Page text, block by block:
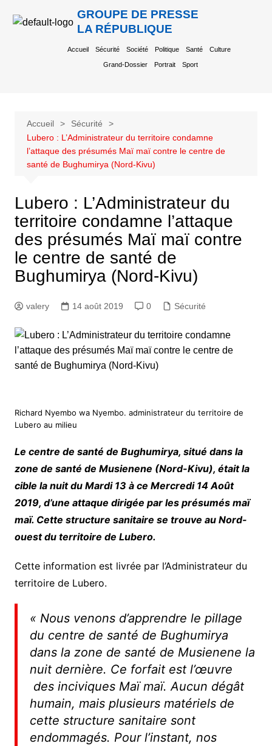
GROUPE DE PRESSE
LA RÉPUBLIQUE
Accueil Sécurité Société Politique Santé Culture
Grand-Dossier Portrait Sport
Accueil
Sécurité
Lubero : L’Administrateur du territoire condamne
l’attaque des présumés Maï maï contre le centre de
santé de Bughumirya (Nord-Kivu)
Lubero : L’Administrateur du
territoire condamne l’attaque
des présumés Maï maï contre
le centre de santé de
Bughumirya (Nord-Kivu)
valery 14 août 2019 0 Sécurité
Richard Nyembo wa Nyembo. administrateur du territoire de
Lubero au milieu
Le centre de santé de Bughumirya, situé dans la
zone de santé de Musienene (Nord-Kivu), était la
cible la nuit du Mardi 13 à ce Mercredi 14 Août
2019, d’une attaque dirigée par les présumés maï
maï. Cette structure sanitaire se trouve au Nord-
ouest du territoire de Lubero.
Cette information est livrée par l’Administrateur du
territoire de Lubero.
« Nous venons d’apprendre le pillage
du centre de santé de Bughumirya
dans la zone de santé de Musienene la
nuit dernière. Ce forfait est l’œuvre
des inciviques Maï maï. Aucun dégât
humain, mais plusieurs matériels de
cette structure sanitaire sont
endommagés. Pour l’instant, nos